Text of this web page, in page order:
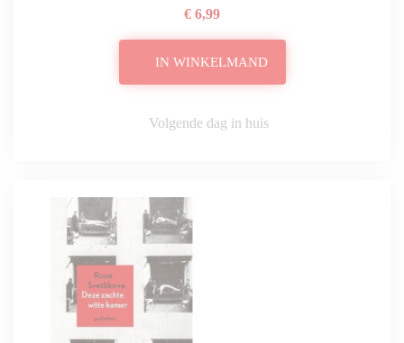
€ 6,99
IN WINKELMAND
Volgende dag in huis